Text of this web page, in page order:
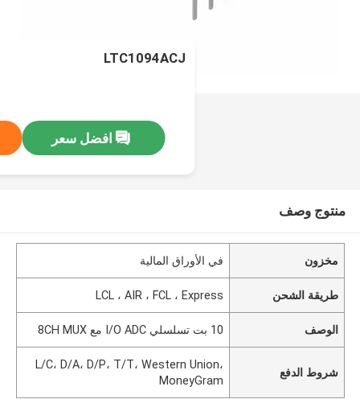
LTC1094ACJ
افضل سعر
منتوج وصف
مخزون في الأوراق المالية
طريقة الشحن LCL ، AIR ، FCL ، Express
الوصف 10 بت تسلسلي I/O ADC مع 8CH MUX
شروط الدفع
L/C، D/A، D/P، T/T، Western Union،
MoneyGram